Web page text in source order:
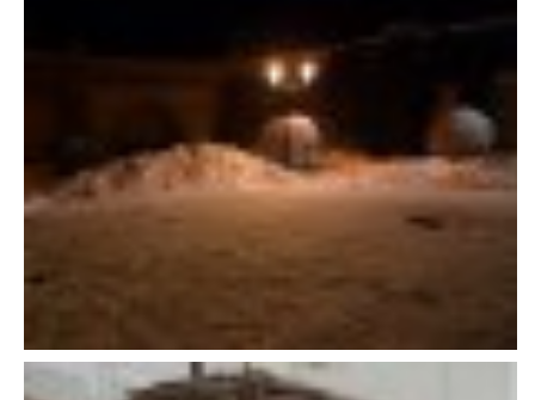
CHCI SI POŘÍDIT FRETKU
VÝCHOVA FRETKY